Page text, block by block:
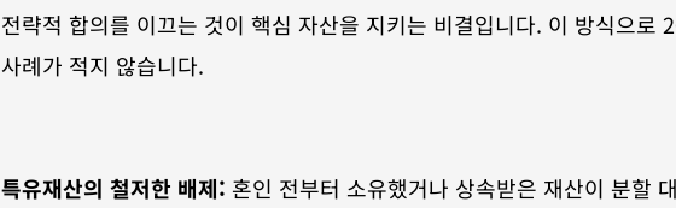
전략적 합의를 이끄는 것이 핵심 자산을 지키는 비결입니다. 이 방식으로
사례가 적지 않습니다.
특유재산의 철저한 배제: 혼인 전부터 소유했거나 상속받은 재산이 분할